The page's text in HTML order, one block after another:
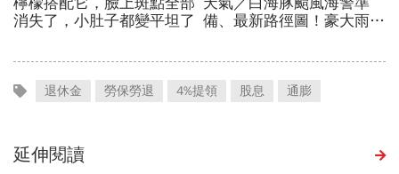
退休金 勞保勞退 4%提領 股息 通膨
延伸閱讀